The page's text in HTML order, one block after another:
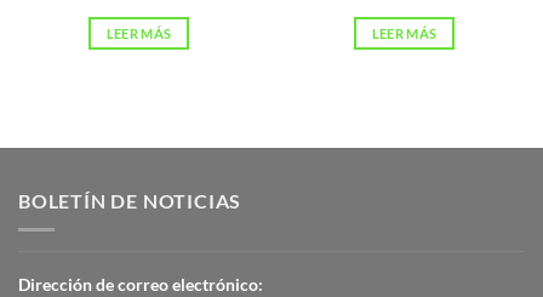
LEER MÁS LEER MÁS
BOLETÍN DE NOTICIAS
Dirección de correo electrónico: